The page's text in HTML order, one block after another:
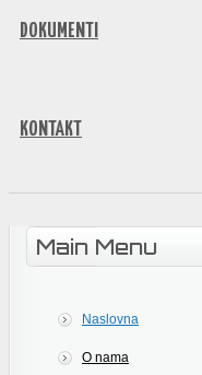
DOKUMENTI
KONTAKT
Main Menu
Naslovna
O nama